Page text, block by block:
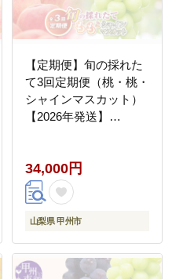
【定期便】旬の採れた
て3回定期便（桃・桃・
シャインマスカット）
【2026年発送】
34,000円
山梨県 甲州市